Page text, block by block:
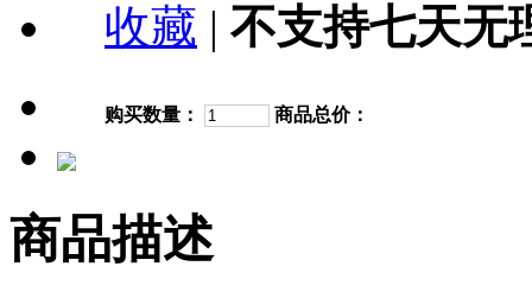
收藏 | 不支持七天无
购买数量： 商品总价：
商品描述